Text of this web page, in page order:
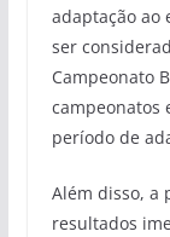
adaptação ao
ser
Campeonato
campeonatos
período de
Além disso, a
resultados